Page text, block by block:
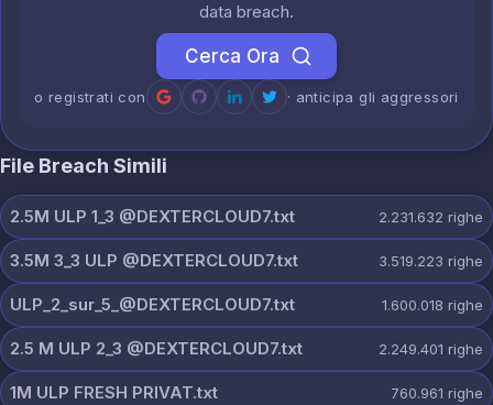
data breach.
Cerca Ora
o registrati con · anticipa gli aggressori
File Breach Simili
2.5M ULP 1_3 @DEXTERCLOUD7.txt 2.231.632 righe
3.5M 3_3 ULP @DEXTERCLOUD7.txt 3.519.223 righe
ULP_2_sur_5_@DEXTERCLOUD7.txt 1.600.018 righe
2.5 M ULP 2_3 @DEXTERCLOUD7.txt 2.249.401 righe
1M ULP FRESH PRIVAT.txt 760.961 righe